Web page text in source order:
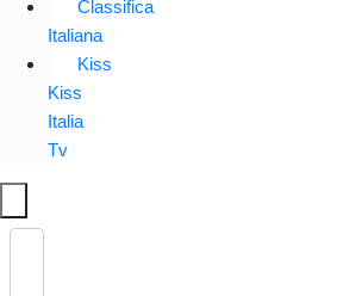
Classifica
Italiana
Kiss
Kiss
Italia
Tv